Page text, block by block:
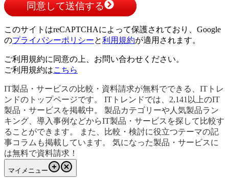
同意して送信する
このサイトはreCAPTCHAによって保護されており、Google
のプライバシーポリシーと利用規約が適用されます。
ご利用規約に同意の上、お問い合わせください。
ご利用規約はこちら
IT製品・サービスの比較・資料請求が無料でできる、ITトレ
ンドのトップページです。 ITトレンドでは、2,141以上のIT
製品・サービスを掲載中。 製品カテゴリーや人気製品ラン
キング、導入事例などからIT製品・サービスを探して比較す
ることができます。 また、比較・検討に役立つテーマの記
事コラムも掲載しています。 気になった製品・サービスに
は無料で資料請求！
マイメニュー